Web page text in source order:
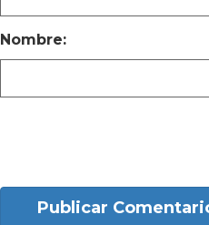
Nombre:
Publicar